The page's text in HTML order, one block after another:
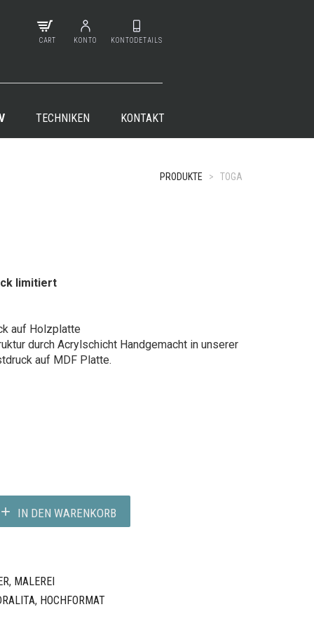
CART KONTO KONTODETAILS
TECHNIKEN KONTAKT
PRODUKTE > TOGA
limitiert
auf Holzplatte
durch Acrylschicht Handgemacht in unserer
auf MDF Platte.
IN DEN WARENKORB
, MALEREI
, HOCHFORMAT